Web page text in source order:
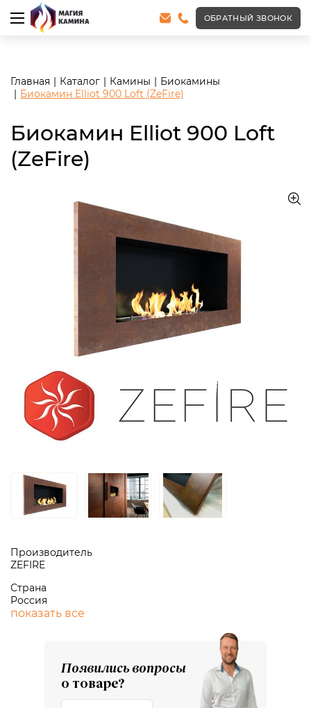
<meta name="robots" content="noindex, follow"/>
ОБРАТНЫЙ ЗВОНОК
Главная Каталог Камины
Биокамины
Биокамин Elliot 900 Loft (ZeFire)
Биокамин Elliot 900 Loft
(ZeFire)
Производитель
ZEFIRE
Страна
Россия
показать все
Появились вопросы
о товаре?